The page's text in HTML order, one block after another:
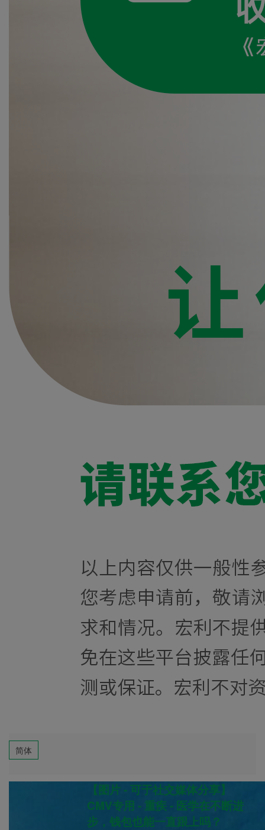
简体
【图片 - 可于社交媒体分享】
CMV专用 - 重疾 - 医学在不断进
步，钱包也能一直跟上吗？